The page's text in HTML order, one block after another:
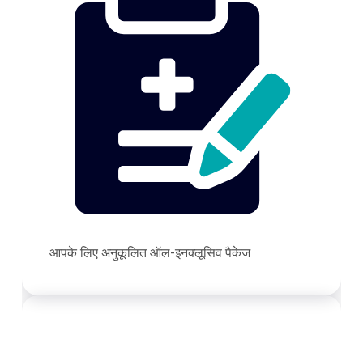
आपके लिए अनुकूलित ऑल-इनक्लूसिव पैकेज